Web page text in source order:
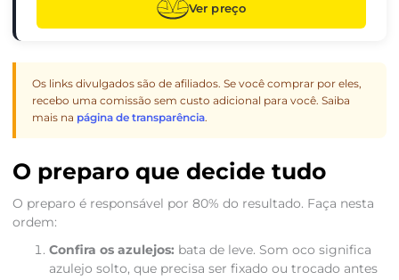
Ver preço
Os links divulgados são de afiliados. Se você comprar por eles,
recebo uma comissão sem custo adicional para você. Saiba
mais na página de transparência.
O preparo que decide tudo
O preparo é responsável por 80% do resultado. Faça nesta
ordem:
Confira os azulejos: bata de leve. Som oco significa
azulejo solto, que precisa ser fixado ou trocado antes